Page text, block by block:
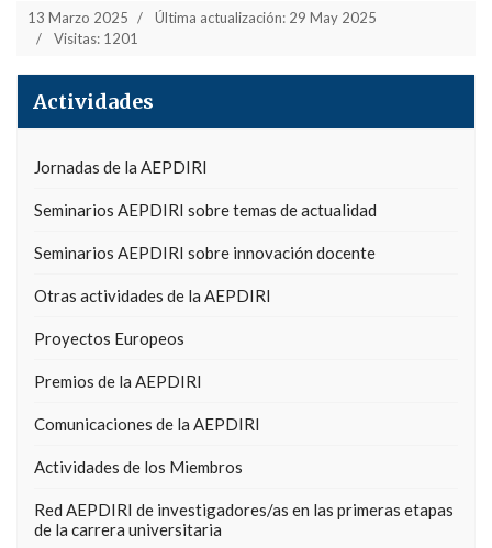
13 Marzo 2025
Última actualización: 29 May 2025
Visitas: 1201
Actividades
Jornadas de la AEPDIRI
Seminarios AEPDIRI sobre temas de actualidad
Seminarios AEPDIRI sobre innovación docente
Otras actividades de la AEPDIRI
Proyectos Europeos
Premios de la AEPDIRI
Comunicaciones de la AEPDIRI
Actividades de los Miembros
Red AEPDIRI de investigadores/as en las primeras etapas
de la carrera universitaria